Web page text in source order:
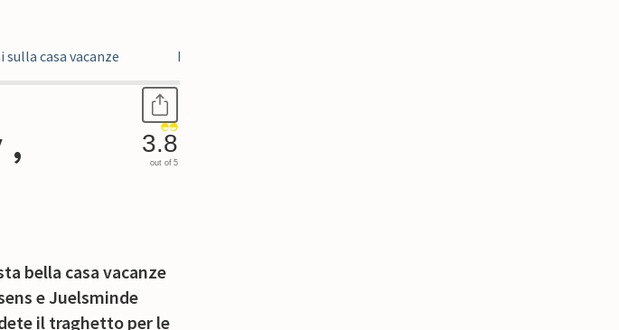
casa vacanze Recensioni
,
3.8
out of 5
bella casa vacanze
e Juelsminde
il traghetto per le